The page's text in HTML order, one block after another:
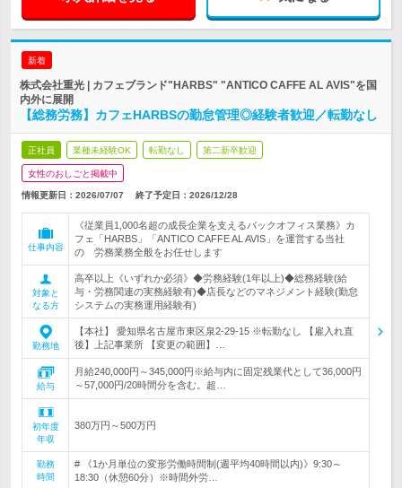
新着
株式会社重光 | カフェブランド"HARBS" "ANTICO CAFFE AL AVIS"を国
内外に展開
【総務労務】カフェHARBSの勤怠管理◎経験者歓迎／転勤なし
正社員 業種未経験OK 転勤なし 第二新卒歓迎
女性のおしごと掲載中
情報更新日：2026/07/07 終了予定日： 2026/12/28
仕事内容
《従業員1,000名超の成長企業を支えるバックオフィス業務》カ
フェ「HARBS」「ANTICO CAFFE AL AVIS」を運営する当社
の 労務業務全般をお任せします
対象と
なる方
高卒以上《いずれか必須》◆労務経験(1年以上)◆総務経験(給
与・労務関連の実務経験有)◆店長などのマネジメント経験(勤怠
システムの実務運用経験有)
勤務地
【本社】 愛知県名古屋市東区泉2-29-15 ※転勤なし 【雇入れ直
後】上記事業所 【変更の範囲】…
給与
月給240,000円～345,000円※給与内に固定残業代として36,000円
～57,000円/20時間分を含む。超…
初年度
年収
380万円～500万円
勤務
時間
# 《1か月単位の変形労働時間制(週平均40時間以内)》9:30～
18:30（休憩60分）※時間外労…